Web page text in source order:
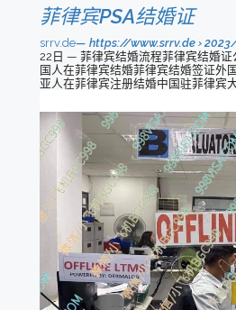
菲律宾PSA结婚证
srrv.de https://www.srrv.de ›
22日 — 菲律宾结婚流程菲律宾结婚证
国人在菲律宾结婚菲律宾结婚签证外
亚人在菲律宾注册结婚中国驻菲律宾